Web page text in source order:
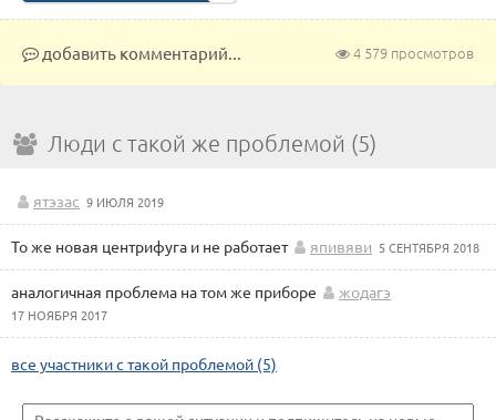
4 579 просмотров
добавить комментарий...
Люди с такой же проблемой (5)
ятэзас 9 ИЮЛЯ 2019
То же новая центрифуга и не работает япивяви 5 СЕНТЯБРЯ 2018
аналогичная проблема на том же приборе жодагэ
17 НОЯБРЯ 2017
все участники с такой проблемой (5)